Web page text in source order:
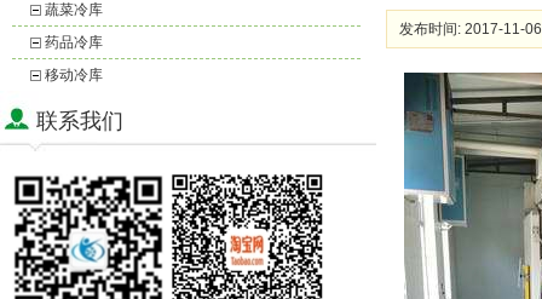
蔬菜冷库
药品冷库
移动冷库
联系我们
发布时间: 2017-11-